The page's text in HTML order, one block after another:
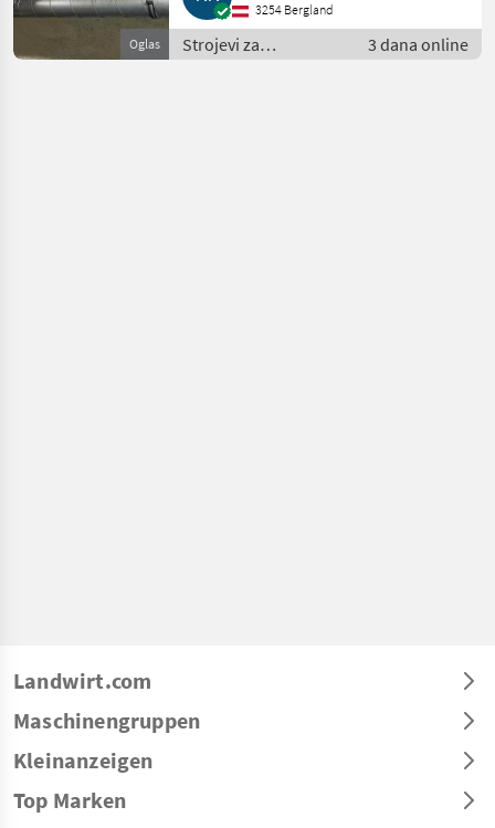
Oglas
3254 Bergland
Strojevi za
povrtlarstvo / Ostali
3 dana online
Landwirt.com
Maschinengruppen
Kleinanzeigen
Top Marken